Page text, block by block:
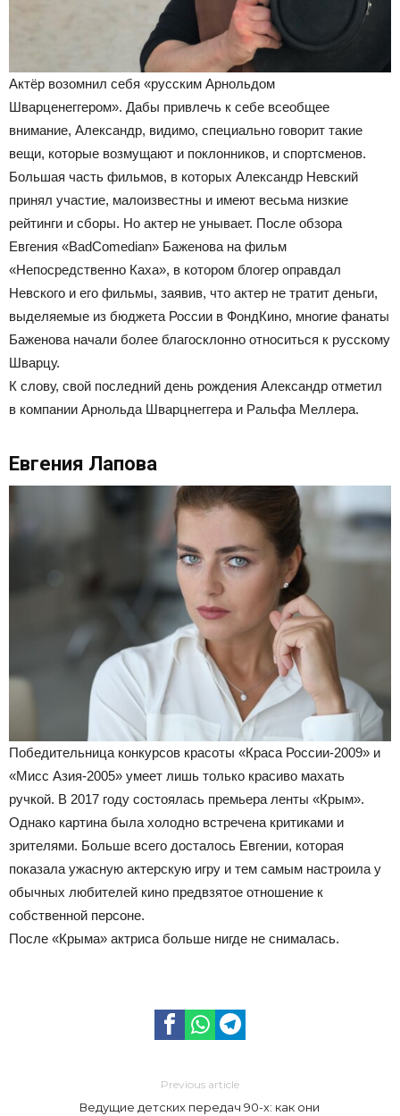
Актёр возомнил себя «русским Арнольдом
Шварценеггером». Дабы привлечь к себе всеобщее
внимание, Александр, видимо, специально говорит такие
вещи, которые возмущают и поклонников, и спортсменов.
Большая часть фильмов, в которых Александр Невский
принял участие, малоизвестны и имеют весьма низкие
рейтинги и сборы. Но актер не унывает. После обзора
Евгения «BadComedian» Баженова на фильм
«Непосредственно Каха», в котором блогер оправдал
Невского и его фильмы, заявив, что актер не тратит деньги,
выделяемые из бюджета России в ФондКино, многие фанаты
Баженова начали более благосклонно относиться к русскому
Шварцу.
К слову, свой последний день рождения Александр отметил
в компании Арнольда Шварцнеггера и Ральфа Меллера.
Евгения Лапова
Победительница конкурсов красоты «Краса России-2009» и
«Мисс Азия-2005» умеет лишь только красиво махать
ручкой. В 2017 году состоялась премьера ленты «Крым».
Однако картина была холодно встречена критиками и
зрителями. Больше всего досталось Евгении, которая
показала ужасную актерскую игру и тем самым настроила у
обычных любителей кино предвзятое отношение к
собственной персоне.
После «Крыма» актриса больше нигде не снималась.
Previous article
Ведущие детских передач 90-х: как они